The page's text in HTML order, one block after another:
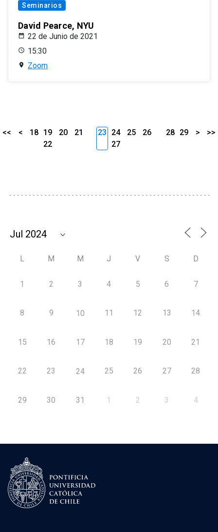
Seminarios
David Pearce, NYU
22 de Junio de 2021
15:30
Zoom
<< < 18 19 20
21
22
23 24 25
26
27
28 29 > >>
L M M J V S D
1 2 3 4 5 6 7
8 9 10 11 12 13 14
15 16 17 18 19 20 21
22 23 24 25 26 27 28
29 30 31 1 2 3 4